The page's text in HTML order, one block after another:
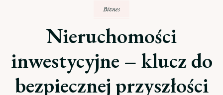
Biznes
Nieruchomości
inwestycyjne – klucz do
bezpiecznej przyszłości